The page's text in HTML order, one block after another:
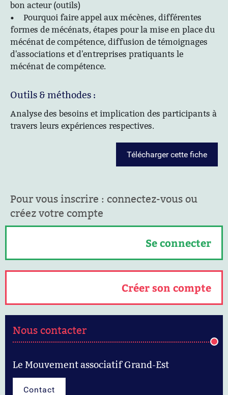
bon acteur (outils)
• Pourquoi faire appel aux mécènes, différentes
formes de mécénats, étapes pour la mise en place du
mécénat de compétence, diffusion de témoignages
d'associations et d'entreprises pratiquants le
mécénat de compétence.
Outils & méthodes :
Analyse des besoins et implication des participants à
travers leurs expériences respectives.
Télécharger cette fiche
Pour vous inscrire : connectez-vous ou
créez votre compte
Se connecter
Créer son compte
Nous contacter
Le Mouvement associatif Grand-Est
Contact